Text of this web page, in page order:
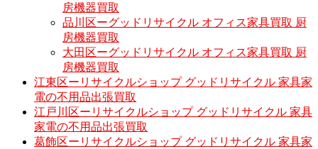
房機器買取
品川区ーグッドリサイクル オフィス家具買取 厨
房機器買取
大田区ーグッドリサイクル オフィス家具買取 厨
房機器買取
江東区ーリサイクルショップ グッドリサイクル 家具家
電の不用品出張買取
江戸川区ーリサイクルショップ グッドリサイクル 家具
家電の不用品出張買取
葛飾区ーリサイクルショップ グッドリサイクル 家具家